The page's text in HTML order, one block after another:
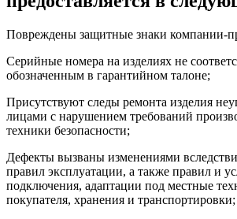
Повреждены защитные знаки компании-
Серийные номера на изделиях не
обозначенным в гарантийном талоне;
Присутствуют следы ремонта изделия
лицами с нарушением требований
техники безопасности;
Дефекты вызваны изменениями
правил эксплуатации, а также правил и
подключения, адаптации под местные
покупателя, хранения и транспортировки;